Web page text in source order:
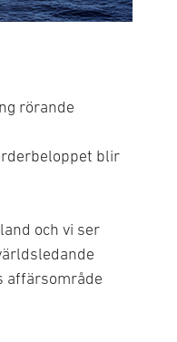
rörande
blir
och vi ser
affärsområde